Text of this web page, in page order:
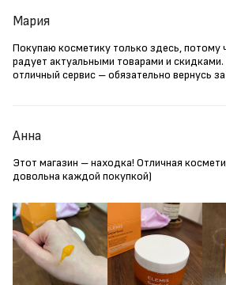
Мария
Покупаю косметику только здесь, потому
радует актуальными товарами и
отличный сервис – обязательно вернусь
Анна
Этот магазин – находка! Отличная
довольна каждой покупкой)